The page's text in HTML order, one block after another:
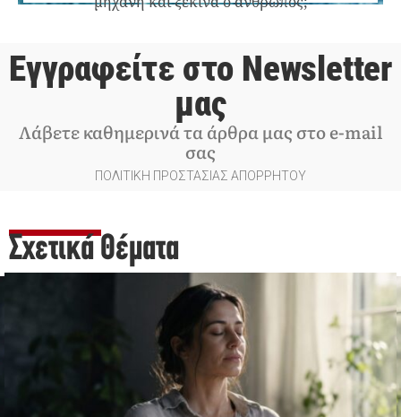
Εγγραφείτε στο Newsletter
μας
Λάβετε καθημερινά τα άρθρα μας στο e-mail
σας
ΠΟΛΙΤΙΚΗ ΠΡΟΣΤΑΣΙΑΣ ΑΠΟΡΡΗΤΟΥ
Σχετικά Θέματα